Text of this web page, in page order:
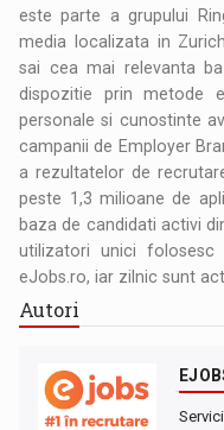
este parte a grupului
media localizata in
sai cea mai relevanta
dispozitie prin metode
personale si cunostinte
campanii de Employer
a rezultatelor de
peste 1,3 milioane de
baza de candidati activi
utilizatori unici folosesc
eJobs.ro, iar zilnic sunt
Autori